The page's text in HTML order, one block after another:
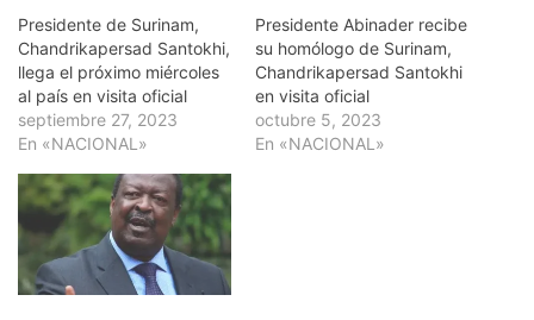
Presidente de Surinam,
Chandrikapersad Santokhi,
llega el próximo miércoles
al país en visita oficial
septiembre 27, 2023
En «NACIONAL»
Presidente Abinader recibe
su homólogo de Surinam,
Chandrikapersad Santokhi
en visita oficial
octubre 5, 2023
En «NACIONAL»